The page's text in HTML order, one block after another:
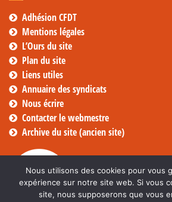
Adhésion CFDT
Mentions légales
L’Ours du site
Plan du site
Liens utiles
Annuaire des syndicats
Nous écrire
Contacter le webmestre
Archive du site (ancien site)
Nous utilisons des cookies pour vous
expérience sur notre site web. Si vous
site, nous supposerons que vous